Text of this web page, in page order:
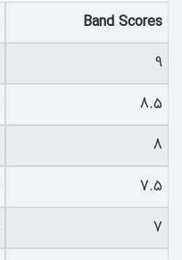
Band Scores
9
8.5
8
7.5
7